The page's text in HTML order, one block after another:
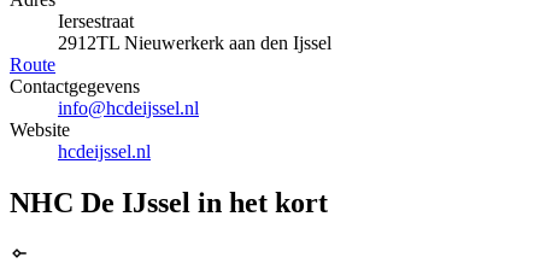
Iersestraat
2912TL Nieuwerkerk aan den Ijssel
Route
Contactgegevens
info@hcdeijssel.nl
Website
hcdeijssel.nl
NHC De IJssel in het kort